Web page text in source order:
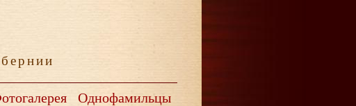
Однофамильцы